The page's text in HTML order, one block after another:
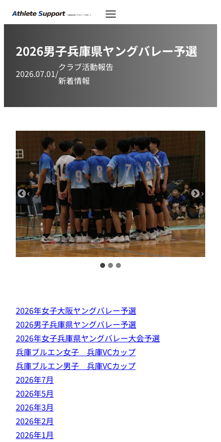
2026男子兵庫県ヤングバレー予選
2026.07.01/
クラブ活動報告
新着情報
2026年女子大阪ヤングバレー予選
2026男子兵庫県ヤングバレー予選
2026年女子兵庫県ヤングバレー大会予選
兵庫ブルエン女子 兵庫VCカップ
兵庫ブルエン男子 兵庫VCカップ
2026年7月
2026年5月
2026年3月
2026年2月
2026年1月